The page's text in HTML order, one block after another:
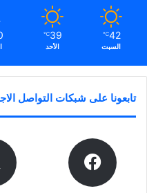
42
℃
السبت
39
℃
الأحد
تابعونا على شبكات التواصل